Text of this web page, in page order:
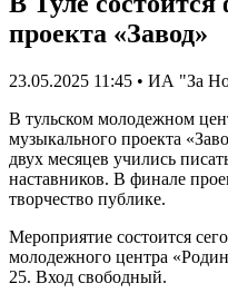
проекта «Завод»
23.05.2025 11:45 • ИА "За
В тульском молодежном
музыкального проекта
двух месяцев учились
наставников. В финале
творчество публике.
Мероприятие состоится
молодежного центра
25. Вход свободный.